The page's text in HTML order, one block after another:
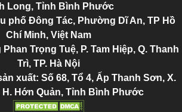
Long, Tỉnh Bình Phước
phố Đông Tác, Phường Dĩ An, TP Hồ
Chí Minh, Việt Nam
Trọng Tuệ, P. Tam Hiệp, Q. Thanh
Trì, TP. Hà Nội
xuất: Số 68, Tổ 4, Ấp Thanh Sơn, X.
H. Hớn Quản, Tỉnh Bình Phước